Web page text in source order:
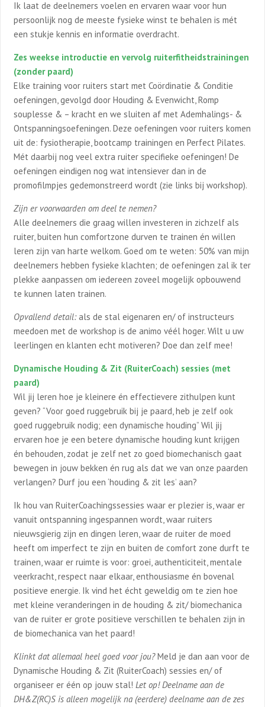
Ik laat de deelnemers voelen en ervaren waar voor hun
persoonlijk nog de meeste fysieke winst te behalen is mét
een stukje kennis en informatie overdracht.
Zes weekse introductie en vervolg ruiterfitheidstrainingen
(zonder paard)
Elke training voor ruiters start met Coördinatie & Conditie
oefeningen, gevolgd door Houding & Evenwicht, Romp
souplesse & – kracht en we sluiten af met Ademhalings- &
Ontspanningsoefeningen. Deze oefeningen voor ruiters komen
uit de: fysiotherapie, bootcamp trainingen en Perfect Pilates.
Mét daarbij nog veel extra ruiter specifieke oefeningen! De
oefeningen eindigen nog wat intensiever dan in de
promofilmpjes gedemonstreerd wordt (zie links bij workshop).
Zijn er voorwaarden om deel te nemen?
Alle deelnemers die graag willen investeren in zichzelf als
ruiter, buiten hun comfortzone durven te trainen én willen
leren zijn van harte welkom. Goed om te weten: 50% van mijn
deelnemers hebben fysieke klachten; de oefeningen zal ik ter
plekke aanpassen om iedereen zoveel mogelijk opbouwend
te kunnen laten trainen.
Opvallend detail:als de stal eigenaren en/ of instructeurs
meedoen met de workshop is de animo véél hoger. Wilt u uw
leerlingen en klanten echt motiveren? Doe dan zelf mee!
Dynamische Houding & Zit (RuiterCoach) sessies (met
paard)
Wil jij leren hoe je kleinere én effectievere zithulpen kunt
geven? “Voor goed ruggebruik bij je paard, heb je zelf ook
goed ruggebruik nodig; een dynamische houding” Wil jij
ervaren hoe je een betere dynamische houding kunt krijgen
én behouden, zodat je zelf net zo goed biomechanisch gaat
bewegen in jouw bekken én rug als dat we van onze paarden
verlangen? Durf jou een ‘houding & zit les’ aan?
Ik hou van RuiterCoachingssessies waar er plezier is, waar er
vanuit ontspanning ingespannen wordt, waar ruiters
nieuwsgierig zijn en dingen leren, waar de ruiter de moed
heeft om imperfect te zijn en buiten de comfort zone durft te
trainen, waar er ruimte is voor: groei, authenticiteit, mentale
veerkracht, respect naar elkaar, enthousiasme én bovenal
positieve energie. Ik vind het écht geweldig om te zien hoe
met kleine veranderingen in de houding & zit/ biomechanica
van de ruiter er grote positieve verschillen te behalen zijn in
de biomechanica van het paard!
Klinkt dat allemaal heel goed voor jou?Meld je dan aan voor de
Dynamische Houding & Zit (RuiterCoach) sessies en/ of
organiseer er één op jouw stal!Let op! Deelname aan de
DH&Z(RC)S is alleen mogelijk na (eerdere) deelname aan de zes